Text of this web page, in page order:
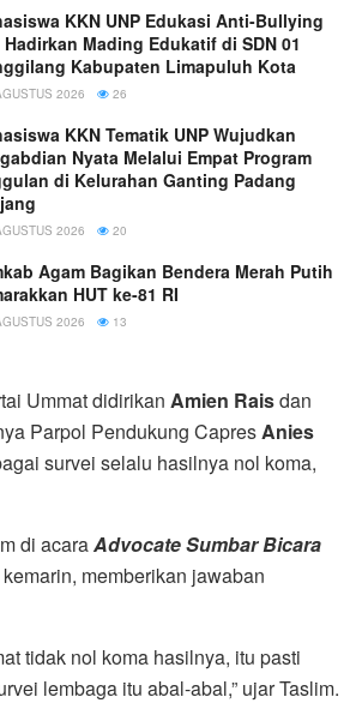
KKN UNP Edukasi Anti-Bullying
Mading Edukatif di SDN 01
Kabupaten Limapuluh Kota
2026 26
KKN Tematik UNP Wujudkan
Nyata Melalui Empat Program
di Kelurahan Ganting Padang
2026 20
Agam Bagikan Bendera Merah Putih
HUT ke-81 RI
2026 13
Ummat didirikan Amien Raisdan
Parpol Pendukung CapresAnies
survei selalu hasilnya nol koma,
di acaraAdvocate Sumbar Bicara
memberikan jawaban
tidak nol koma hasilnya, itu pasti
lembaga itu abal-abal,” ujar Taslim.